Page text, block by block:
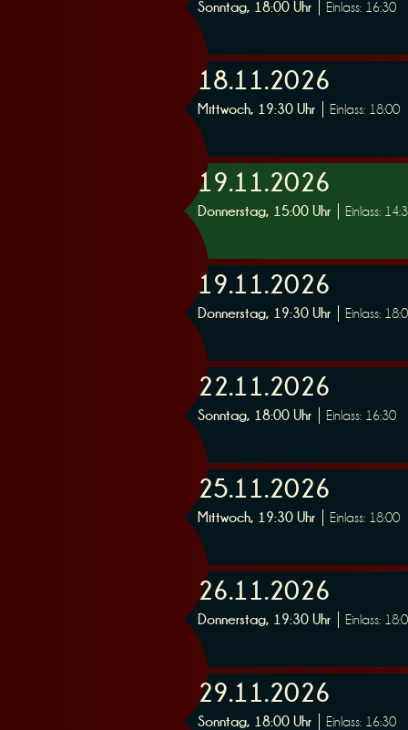
Sonntag, 18:00 Uhr Einlass: 16:30
18.11.2026
Mittwoch, 19:30 Uhr Einlass: 18:00
19.11.2026
Donnerstag, 15:00 Uhr Einlass:
19.11.2026
Donnerstag, 19:30 Uhr Einlass:
22.11.2026
Sonntag, 18:00 Uhr Einlass: 16:30
25.11.2026
Mittwoch, 19:30 Uhr Einlass: 18:00
26.11.2026
Donnerstag, 19:30 Uhr Einlass:
29.11.2026
Sonntag, 18:00 Uhr Einlass: 16:30